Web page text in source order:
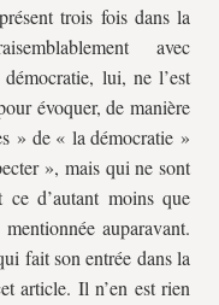
trois fois dans la
avec
lui, ne l’est
évoquer, de manière
» de « la démocratie »
», mais qui ne sont
ce d’autant moins que
auparavant.
fait son entrée dans la
article. Il n’en est rien